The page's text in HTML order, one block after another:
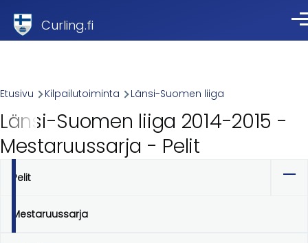
Curling.fi
Breadcrumb
Etusivu Kilpailutoiminta Länsi-Suomen liiga
Länsi-Suomen liiga 2014-2015 -
Mestaruussarja - Pelit
Ensisijaiset
välilehdet
Pelit
Mestaruussarja